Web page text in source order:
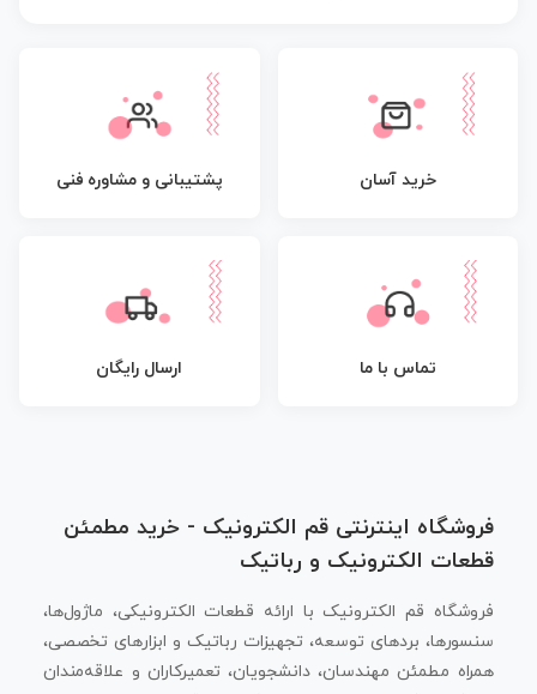
خرید آسان پشتیبانی و مشاوره فنی
تماس با ما ارسال رایگان
فروشگاه اینترنتی قم الکترونیک - خرید مطمئن
قطعات الکترونیک و رباتیک
فروشگاه قم الکترونیک با ارائه قطعات الکترونیکی، ماژول‌ها،
سنسورها، بردهای توسعه، تجهیزات رباتیک و ابزارهای تخصصی،
همراه مطمئن مهندسان، دانشجویان، تعمیرکاران و علاقه‌مندان